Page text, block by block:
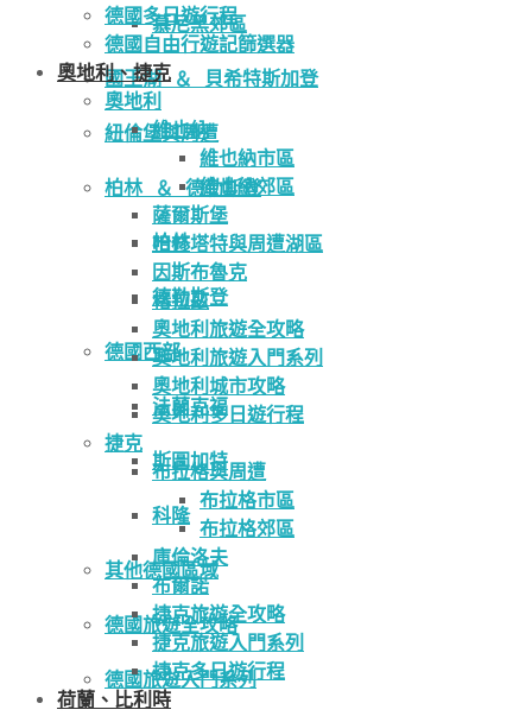
慕尼黑郊區
國王湖 ＆ 貝希特斯加登
紐倫堡與周遭
柏林 ＆ 德勒斯登
柏林
德勒斯登
德國西部
法蘭克福
斯圖加特
科隆
其他德國區域
德國旅遊全攻略
德國旅遊入門系列
德國多日遊行程
德國自由行遊記篩選器
奧地利、捷克
奧地利
維也納
維也納市區
維也納郊區
薩爾斯堡
哈修塔特與周遭湖區
因斯布魯克
格拉茲
奧地利旅遊全攻略
奧地利旅遊入門系列
奧地利城市攻略
奧地利多日遊行程
捷克
布拉格與周遭
布拉格市區
布拉格郊區
庫倫洛夫
布爾諾
捷克旅遊全攻略
捷克旅遊入門系列
捷克多日遊行程
荷蘭、比利時